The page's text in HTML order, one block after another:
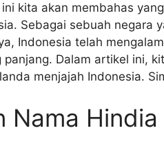
kita akan membahas
Sebagai sebuah negara
Indonesia telah
panjang. Dalam artikel ini,
menjajah Indonesia.
Nama